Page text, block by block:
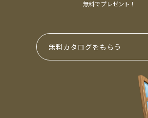
無料でプレゼント！
無料カタログをもらう